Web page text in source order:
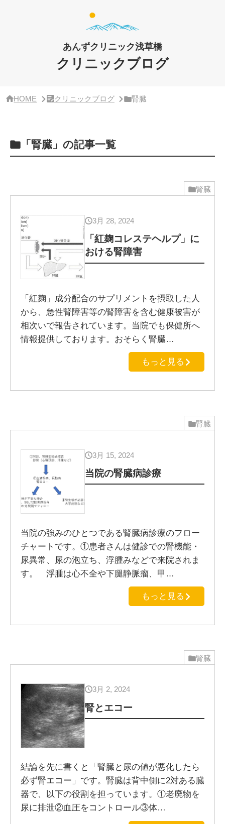
あんずクリニック浅草橋
クリニックブログ
HOME クリニックブログ 腎臓
「腎臓」の記事一覧
腎臓
3月 28, 2024
「紅麹コレステヘルプ」に
おける腎障害
「紅麹」成分配合のサプリメントを摂取した人
から、急性腎障害等の腎障害を含む健康被害が
相次いで報告されています。当院でも保健所へ
情報提供しております。おそらく腎臓…
もっと見る
腎臓
3月 15, 2024
当院の腎臓病診療
当院の強みのひとつである腎臓病診療のフロー
チャートです。①患者さんは健診での腎機能・
尿異常、尿の泡立ち、浮腫みなどで来院されま
す。 浮腫は心不全や下腿静脈瘤、甲…
もっと見る
腎臓
3月 2, 2024
腎とエコー
結論を先に書くと「腎臓と尿の値が悪化したら
必ず腎エコー」です。腎臓は背中側に2対ある臓
器で、以下の役割を担っています。①老廃物を
尿に排泄②血圧をコントロール③体…